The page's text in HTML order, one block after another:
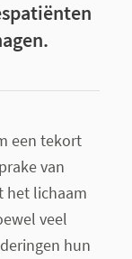
een tekort
van
het lichaam
veel
hun